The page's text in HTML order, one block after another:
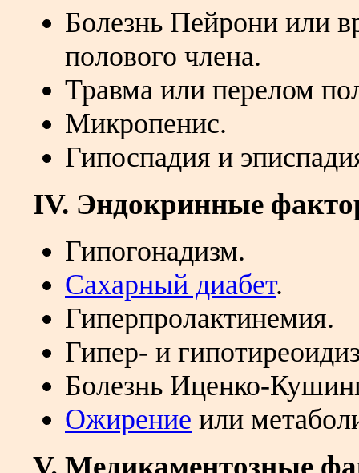
Болезнь Пейрони или
полового члена.
Травма или перелом
Микропенис.
Гипоспадия и
IV. Эндокринные
Гипогонадизм.
Сахарный диабет.
Гиперпролактинемия.
Гипер- и
Болезнь Иценко-
Ожирение или
V. Медикаментозные